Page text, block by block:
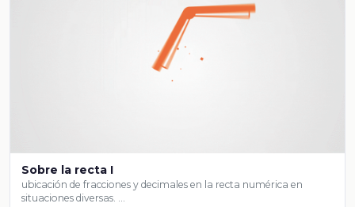
Sobre la recta I
ubicación de fracciones y decimales en la recta numérica en
situaciones diversas. …